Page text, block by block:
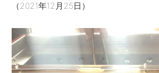
（2021年12月25日）